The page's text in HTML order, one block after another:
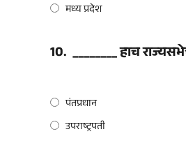
मध्य प्रदेश
10. ________ हाच
पंतप्रधान
उपराष्ट्रपती